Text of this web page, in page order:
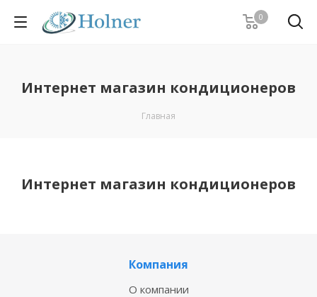
0
Интернет магазин кондиционеров
Главная
Интернет магазин кондиционеров
Компания
О компании